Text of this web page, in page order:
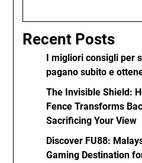
Recent Posts
I migliori consigli per
pagano subito e
The Invisible Shield:
Fence Transforms
Sacrificing Your View
Discover FU88:
Gaming Destination